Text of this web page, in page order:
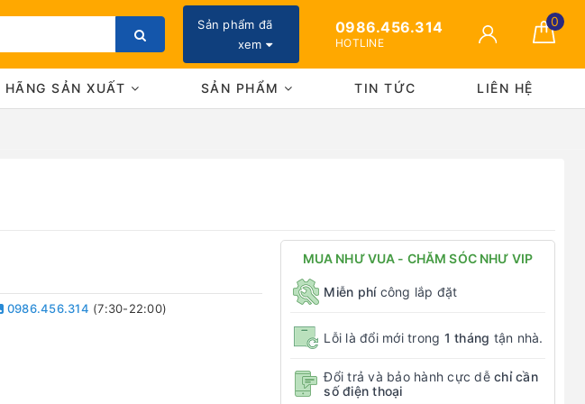
Sản phẩm đã
xem
0986.456.314
HOTLINE
0
HÃNG SẢN XUẤT SẢN PHẨM TIN TỨC LIÊN HỆ
0986.456.314 (7:30-22:00)
MUA NHƯ VUA - CHĂM SÓC NHƯ VIP
Miễn phícông lắp đặt
Lỗi là đổi mới trong 1 tháng tận nhà.
Đổi trả và bảo hành cực dễ chỉ cần
số điện thoại